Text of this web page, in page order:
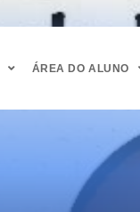
ÁREA DO ALUNO